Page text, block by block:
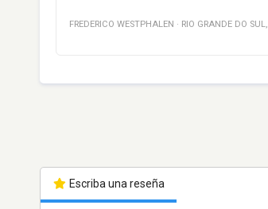
FREDERICO WESTPHALEN · RIO GRANDE DO SUL,
Escriba una reseña